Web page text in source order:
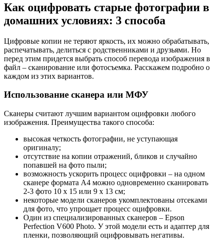
Как оцифровать старые фотографии в
домашних условиях: 3 способа
Цифровые копии не теряют яркость, их можно обрабатывать,
распечатывать, делиться с родственниками и друзьями. Но
перед этим придется выбрать способ перевода изображения в
файл – сканирование или фотосъемка. Расскажем подробно о
каждом из этих вариантов.
Использование сканера или МФУ
Сканеры считают лучшим вариантом оцифровки любого
изображения. Преимущества такого способа:
высокая четкость фотографии, не уступающая
оригиналу;
отсутствие на копии отражений, бликов и случайно
попавшей на фото пыли;
возможность ускорить процесс оцифровки – на одном
сканере формата A4 можно одновременно сканировать
2-3 фото 10 х 15 или 9 х 13 см;
некоторые модели сканеров укомплектованы отсеками
для фото, что упрощает процесс оцифровки.
Один из специализированных сканеров – Epson
Perfection V600 Photo. У этой модели есть и адаптер для
пленки, позволяющий оцифровывать негативы.